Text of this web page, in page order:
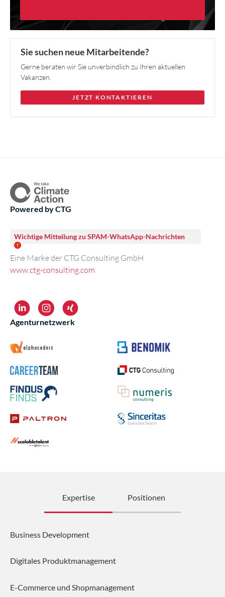
Sie suchen neue Mitarbeitende?
Gerne beraten wir Sie unverbindlich zu Ihren aktuellen
Vakanzen.
JETZT KONTAKTIEREN
Powered by CTG
Wichtige Mitteilung zu SPAM-WhatsApp-Nachrichten
Eine Marke der CTG Consulting GmbH
www.ctg-consulting.com
Agenturnetzwerk
Expertise Positionen
Business Development
Digitales Produktmanagement
E-Commerce und Shopmanagement